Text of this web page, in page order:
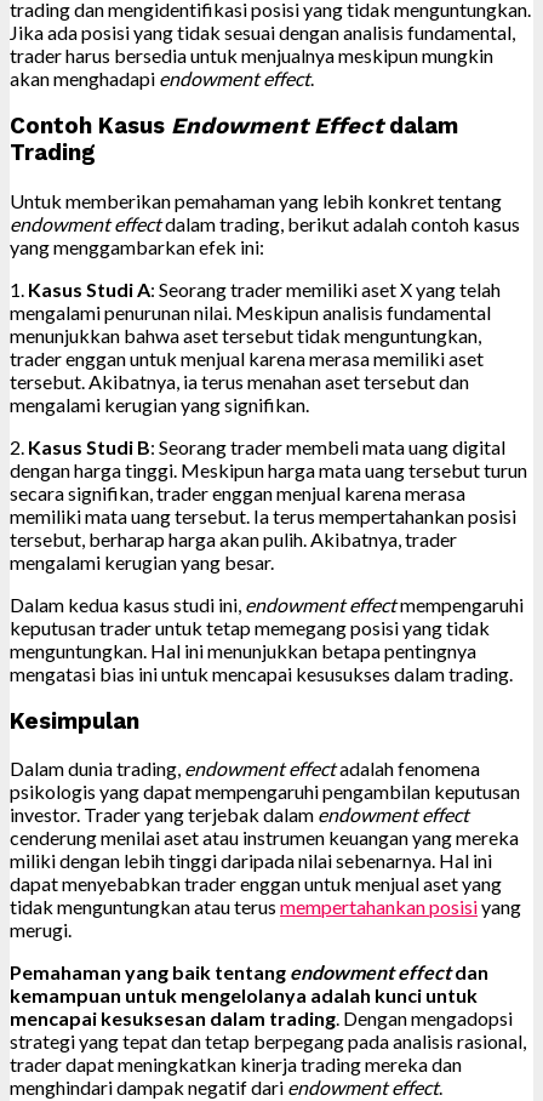
trading dan mengidentifikasi posisi yang tidak menguntungkan.
Jika ada posisi yang tidak sesuai dengan analisis fundamental,
trader harus bersedia untuk menjualnya meskipun mungkin
akan menghadapi endowment effect.
Contoh Kasus Endowment Effectdalam
Trading
Untuk memberikan pemahaman yang lebih konkret tentang
endowment effectdalam trading, berikut adalah contoh kasus
yang menggambarkan efek ini:
1. Kasus Studi A: Seorang trader memiliki aset X yang telah
mengalami penurunan nilai. Meskipun analisis fundamental
menunjukkan bahwa aset tersebut tidak menguntungkan,
trader enggan untuk menjual karena merasa memiliki aset
tersebut. Akibatnya, ia terus menahan aset tersebut dan
mengalami kerugian yang signifikan.
2. Kasus Studi B: Seorang trader membeli mata uang digital
dengan harga tinggi. Meskipun harga mata uang tersebut turun
secara signifikan, trader enggan menjual karena merasa
memiliki mata uang tersebut. Ia terus mempertahankan posisi
tersebut, berharap harga akan pulih. Akibatnya, trader
mengalami kerugian yang besar.
Dalam kedua kasus studi ini, endowment effectmempengaruhi
keputusan trader untuk tetap memegang posisi yang tidak
menguntungkan. Hal ini menunjukkan betapa pentingnya
mengatasi bias ini untuk mencapai kesusukses dalam trading.
Kesimpulan
Dalam dunia trading, endowment effectadalah fenomena
psikologis yang dapat mempengaruhi pengambilan keputusan
investor. Trader yang terjebak dalam endowment effect
cenderung menilai aset atau instrumen keuangan yang mereka
miliki dengan lebih tinggi daripada nilai sebenarnya. Hal ini
dapat menyebabkan trader enggan untuk menjual aset yang
tidak menguntungkan atau terus mempertahankan posisiyang
merugi.
Pemahaman yang baik tentang endowment effectdan
kemampuan untuk mengelolanya adalah kunci untuk
mencapai kesuksesan dalam trading. Dengan mengadopsi
strategi yang tepat dan tetap berpegang pada analisis rasional,
trader dapat meningkatkan kinerja trading mereka dan
menghindari dampak negatif dari endowment effect.